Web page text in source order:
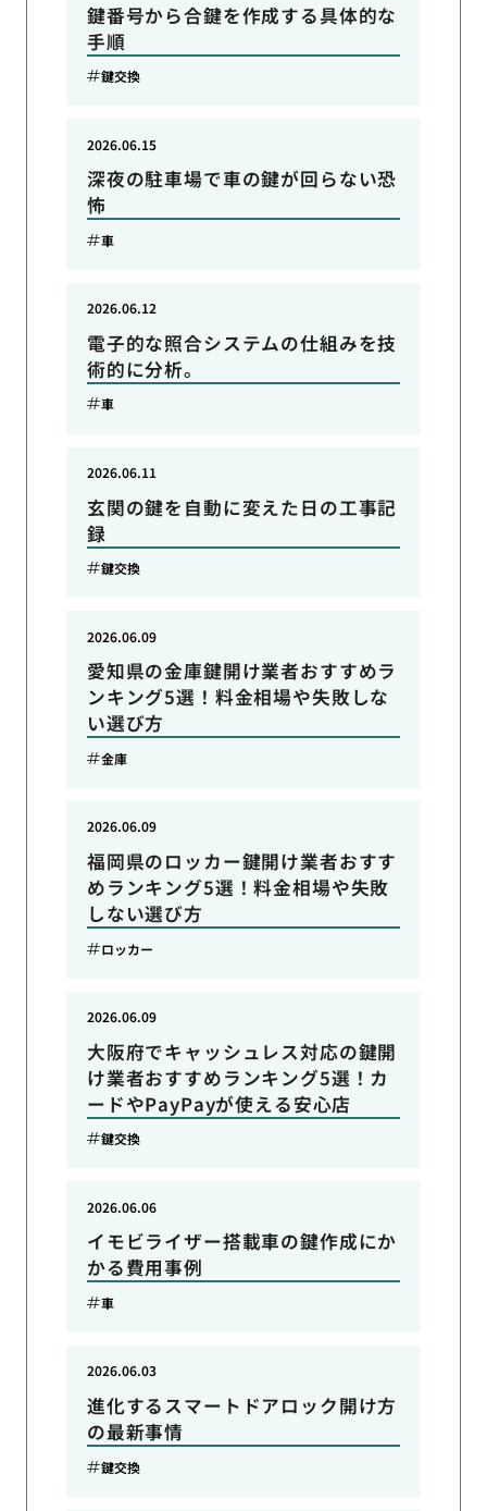
鍵番号から合鍵を作成する具体的な
手順
鍵交換
深夜の駐車場で車の鍵が回らない恐
怖
2026.06.15
車
電子的な照合システムの仕組みを技
術的に分析。
2026.06.12
車
玄関の鍵を自動に変えた日の工事記
録
2026.06.11
鍵交換
愛知県の金庫鍵開け業者おすすめラ
ンキング5選！料金相場や失敗しな
い選び方
2026.06.09
金庫
福岡県のロッカー鍵開け業者おすす
めランキング5選！料金相場や失敗
しない選び方
2026.06.09
ロッカー
大阪府でキャッシュレス対応の鍵開
け業者おすすめランキング5選！カ
ードやPayPayが使える安心店
2026.06.09
鍵交換
イモビライザー搭載車の鍵作成にか
かる費用事例
2026.06.06
車
進化するスマートドアロック開け方
の最新事情
2026.06.03
鍵交換